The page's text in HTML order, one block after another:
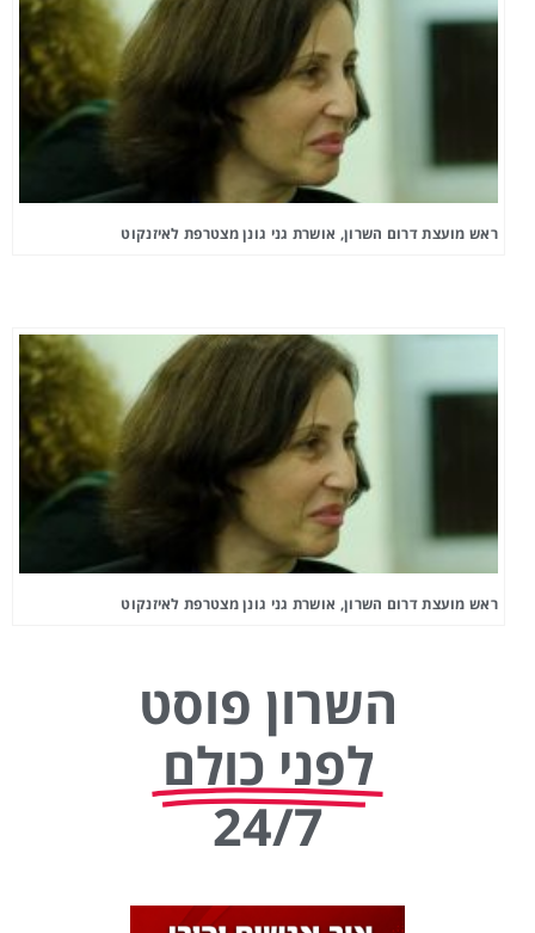
ראש מועצת דרום השרון, אושרת גני גונן מצטרפת לאיזנקוט
ראש מועצת דרום השרון, אושרת גני גונן מצטרפת לאיזנקוט
השרון פוסט
לפני כולם
24/7